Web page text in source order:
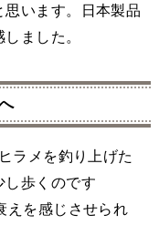
います。日本製品
ました。
ラメを釣り上げた
し歩くのです
えを感じさせられ